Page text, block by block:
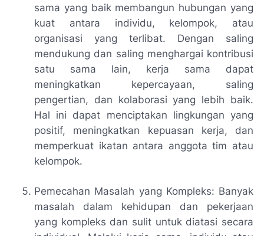
sama yang baik membangun hubungan yang
kuat antara individu, kelompok, atau
organisasi yang terlibat. Dengan saling
mendukung dan saling menghargai kontribusi
satu sama lain, kerja sama dapat
meningkatkan kepercayaan, saling
pengertian, dan kolaborasi yang lebih baik.
Hal ini dapat menciptakan lingkungan yang
positif, meningkatkan kepuasan kerja, dan
memperkuat ikatan antara anggota tim atau
kelompok.
Pemecahan Masalah yang Kompleks: Banyak
masalah dalam kehidupan dan pekerjaan
yang kompleks dan sulit untuk diatasi secara